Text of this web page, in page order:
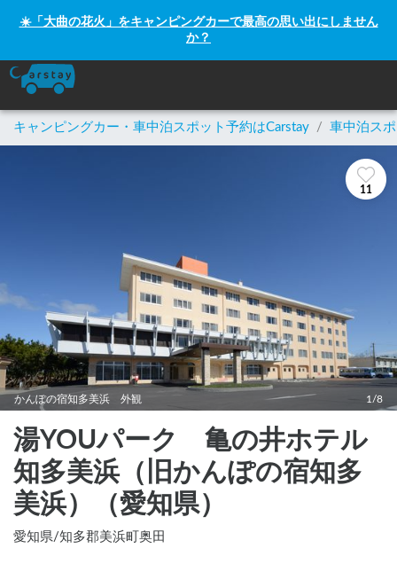
☀️「大曲の花火」をキャンピングカーで最高の思い出にしません
か？
キャンピングカー・車中泊スポット予約はCarstay / 車中泊ス
11
かんぽの宿知多美浜 外観 1/8
湯YOUパーク 亀の井ホテル
知多美浜（旧かんぽの宿知多
美浜）（愛知県）
愛知県/知多郡美浜町奥田